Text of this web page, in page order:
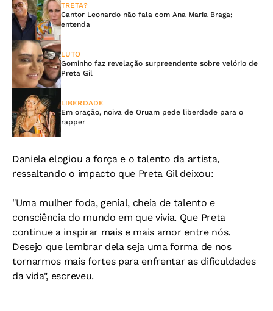
TRETA?
Cantor Leonardo não fala com Ana Maria Braga;
entenda
LUTO
Gominho faz revelação surpreendente sobre velório de
Preta Gil
LIBERDADE
Em oração, noiva de Oruam pede liberdade para o
rapper
Daniela elogiou a força e o talento da artista,
ressaltando o impacto que Preta Gil deixou:
"Uma mulher foda, genial, cheia de talento e
consciência do mundo em que vivia. Que Preta
continue a inspirar mais e mais amor entre nós.
Desejo que lembrar dela seja uma forma de nos
tornarmos mais fortes para enfrentar as dificuldades
da vida", escreveu.